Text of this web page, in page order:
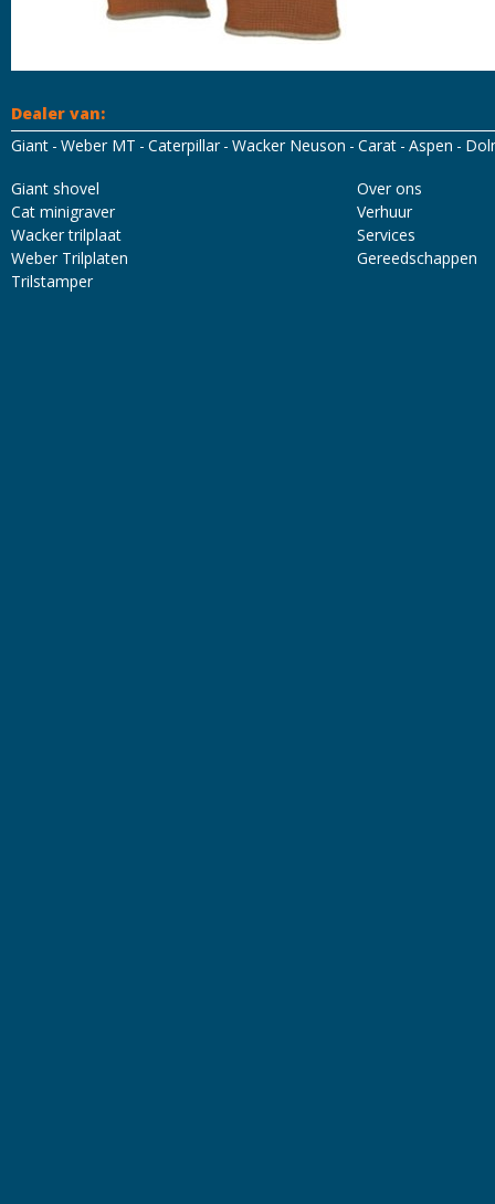
Dealer van:
Giant Weber MT Caterpillar Wacker Neuson Carat Aspen
Giant shovel
Cat minigraver
Wacker trilplaat
Weber Trilplaten
Trilstamper
Over ons
Verhuur
Services
Gereedschappen